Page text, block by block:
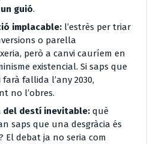
guió.
implacable: l’estrès per triar
o parella
però a canvi cauríem en
existencial. Si saps que
fallida l’any 2030,
no l’obres.
del destí inevitable: què
saps que una desgràcia és
El debat ja no seria com